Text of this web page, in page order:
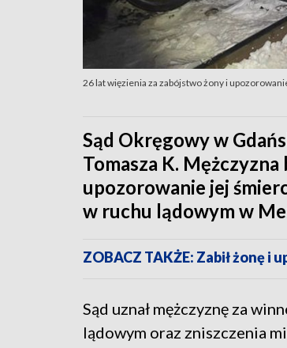
26 lat więzienia za zabójstwo żony i
Sąd Okręgowy w
Tomasza K.
upozorowanie jej
w ruchu lądowym w
ZOBACZ TAKŻE: Zabił żonę i
Sąd uznał mężczyznę za
lądowym oraz zniszczenia